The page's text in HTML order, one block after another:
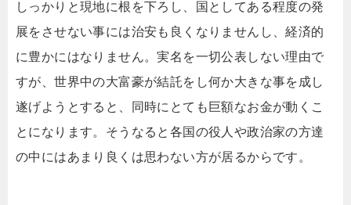
しっかりと現地に根を下ろし、国としてある程度の発
展をさせない事には治安も良くなりませんし、経済的
に豊かにはなりません。実名を一切公表しない理由で
すが、世界中の大富豪が結託をし何か大きな事を成し
遂げようとすると、同時にとても巨額なお金が動くこ
とになります。そうなると各国の役人や政治家の方達
の中にはあまり良くは思わない方が居るからです。